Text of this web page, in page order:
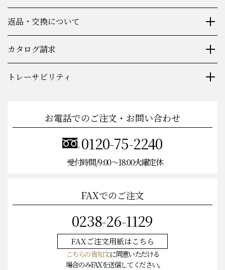
返品・交換について
カタログ請求
トレーサビリティ
お電話でのご注文・お問い合わせ
0120-75-2240
受付時間/9:00〜18:00火曜定休
FAXでのご注文
0238-26-1129
FAXご注文用紙はこちら
こちらの告知文に同意いただける
場合のみFAXを送信してください。